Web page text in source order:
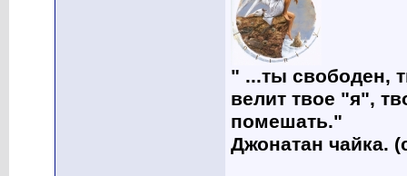
" ...ты свободен,
велит твое "я",
помешать."
Джонатан чайка.